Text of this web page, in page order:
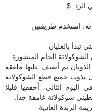
الرد :$
استخدم طريقتين
بالغليان
الخام المبشورة
الذوبان ثم أضيف عليها ملعقة
تذوب جميع قطع الشوكولاتة
اليوم الثاني، أخفقها قليلا
شوكولاتة غامقة جدا.
الزبدة العادية